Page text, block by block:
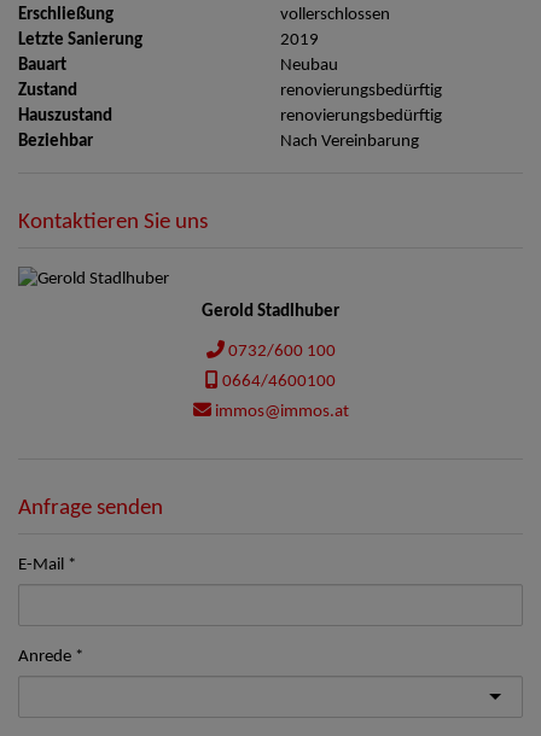
Erschließung
vollerschlossen
Letzte Sanierung
2019
Bauart
Neubau
Zustand
renovierungsbedürftig
Hauszustand
renovierungsbedürftig
Beziehbar
Nach Vereinbarung
Kontaktieren Sie uns
Gerold Stadlhuber
0732/600 100
0664/4600100
immos@immos.at
Anfrage senden
E-Mail
Anrede